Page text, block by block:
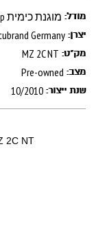
מודל: משאבת ואקום Vacuum Pump מוגנת כימית
יצרן: Germany
מק"ט: MZ 2C NT
מצב: Pre-owned
שנת ייצור: 10/2010
2C NT